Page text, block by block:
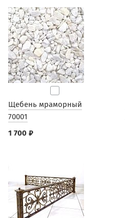
Щебень мраморный
70001
1 700 ₽